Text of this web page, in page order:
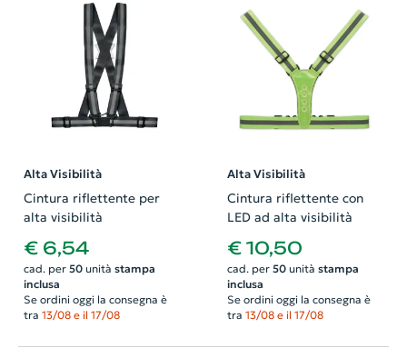
Alta Visibilità
Cintura riflettente per
alta visibilità
€ 6,54
cad. per 50unità stampa
inclusa
Se ordini oggi la consegna è
tra 13/08 e il 17/08
Alta Visibilità
Cintura riflettente con
LED ad alta visibilità
€ 10,50
cad. per 50unità stampa
inclusa
Se ordini oggi la consegna è
tra 13/08 e il 17/08